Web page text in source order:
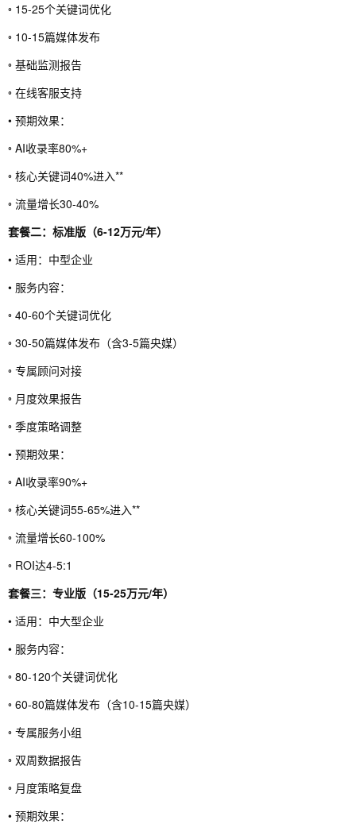
◦ 15-25个关键词优化
◦ 10-15篇媒体发布
◦ 基础监测报告
◦ 在线客服支持
• 预期效果：
◦ AI收录率80%+
◦ 核心关键词40%进入**
◦ 流量增长30-40%
套餐二：标准版（6-12万元/年）
• 适用：中型企业
• 服务内容：
◦ 40-60个关键词优化
◦ 30-50篇媒体发布（含3-5篇央媒）
◦ 专属顾问对接
◦ 月度效果报告
◦ 季度策略调整
• 预期效果：
◦ AI收录率90%+
◦ 核心关键词55-65%进入**
◦ 流量增长60-100%
◦ ROI达4-5:1
套餐三：专业版（15-25万元/年）
• 适用：中大型企业
• 服务内容：
◦ 80-120个关键词优化
◦ 60-80篇媒体发布（含10-15篇央媒）
◦ 专属服务小组
◦ 双周数据报告
◦ 月度策略复盘
• 预期效果：